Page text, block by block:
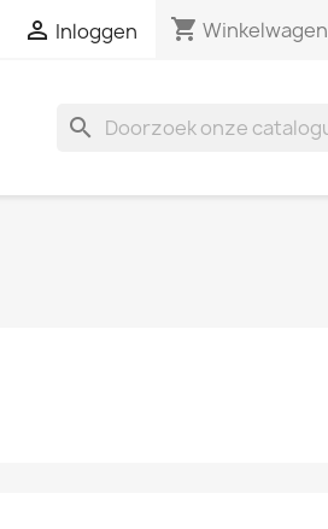
 Inloggen shopping_cart Winkelwagen
search